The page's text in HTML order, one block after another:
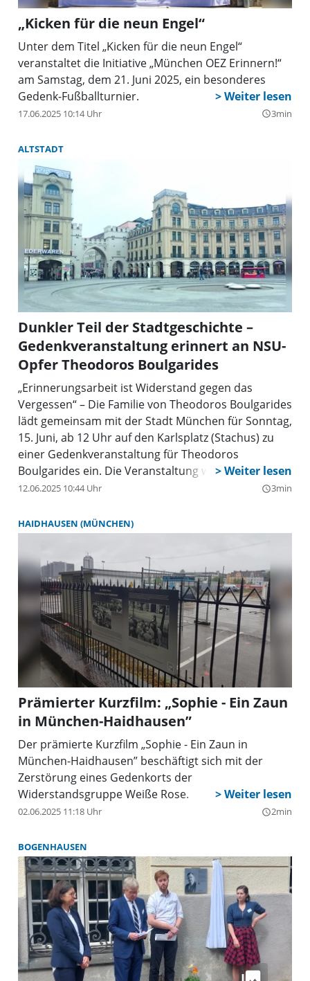
„Kicken für die neun Engel“
Unter dem Titel „Kicken für die neun Engel“
veranstaltet die Initiative „München OEZ Erinnern!“
am Samstag, dem 21. Juni 2025, ein besonderes
Gedenk-Fußballturnier.
17.06.2025 10:14 Uhr query_builder3min
ALTSTADT
Dunkler Teil der Stadtgeschichte –
Gedenkveranstaltung erinnert an NSU-
Opfer Theodoros Boulgarides
„Erinnerungsarbeit ist Widerstand gegen das
Vergessen“ – Die Familie von Theodoros Boulgarides
lädt gemeinsam mit der Stadt München für Sonntag,
15. Juni, ab 12 Uhr auf den Karlsplatz (Stachus) zu
einer Gedenkveranstaltung für Theodoros
Boulgarides ein. Die Veranstaltung wurde von den
Angehörigen in enger Zusammenarbeit mit der
12.06.2025 10:44 Uhr query_builder3min
HAIDHAUSEN (MÜNCHEN)
Prämierter Kurzfilm: „Sophie - Ein Zaun
in München-Haidhausen”
Der prämierte Kurzfilm „Sophie - Ein Zaun in
München-Haidhausen” beschäftigt sich mit der
Zerstörung eines Gedenkorts der
Widerstandsgruppe Weiße Rose.
02.06.2025 11:18 Uhr query_builder2min
BOGENHAUSEN